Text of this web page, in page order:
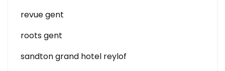
revue gent
roots gent
sandton grand hotel reylof